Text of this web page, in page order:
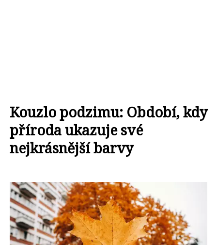
Kouzlo podzimu: Období, kdy
příroda ukazuje své
nejkrásnější barvy